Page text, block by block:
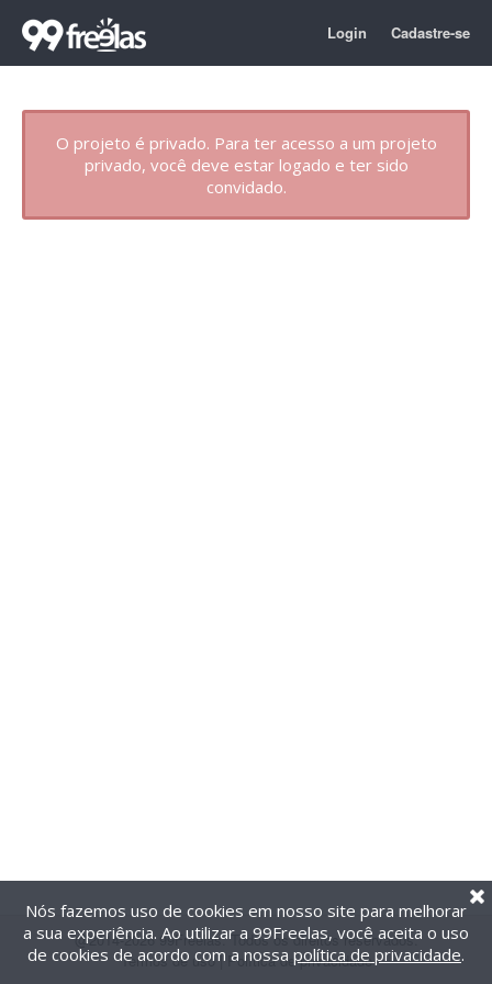
Login Cadastre-se
O projeto é privado. Para ter acesso a um projeto
privado, você deve estar logado e ter sido
convidado.
@2014-2026 99Freelas. Todos os direitos reservados.
Termos de uso| Política de privacidade
Nós fazemos uso de cookies em nosso site para melhorar
a sua experiência. Ao utilizar a 99Freelas, você aceita o uso
de cookies de acordo com a nossa política de privacidade.